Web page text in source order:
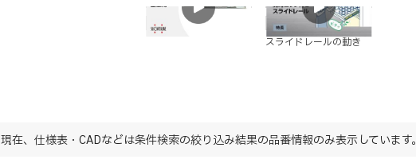
特長 特長
スライドレールの動き
現在、仕様表・CADなどは条件検索の絞り込み結果の品番情報のみ表示しています。